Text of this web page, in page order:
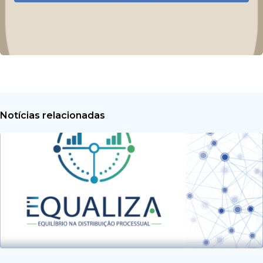
Notícias relacionadas